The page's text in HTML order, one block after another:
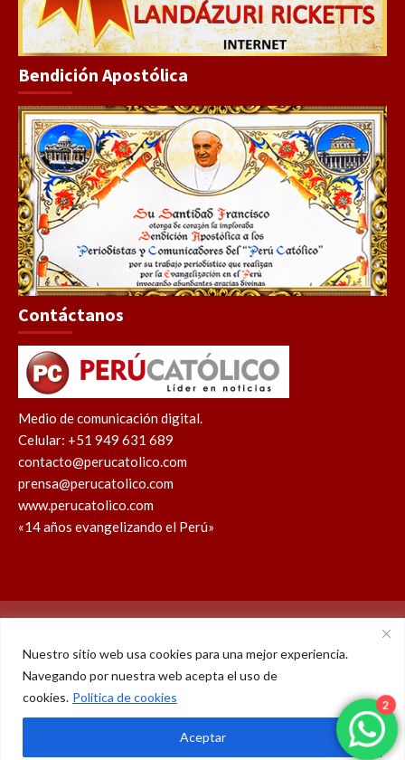
Nuestro sitio web usa cookies para una mejor experiencia.
Navegando por nuestra web acepta el uso de
cookies. Política de cookies
Aceptar
Bendición Apostólica
Contáctanos
Medio de comunicación digital.
Celular: +51 949 631 689
contacto@perucatolico.com
prensa@perucatolico.com
www.perucatolico.com
«14 años evangelizando el Perú»
WhatsAppFacebookYoutubeInstagram
X
© Derechos reservados 2026 – Perú Católico | 14 años
evangelizando el Perú